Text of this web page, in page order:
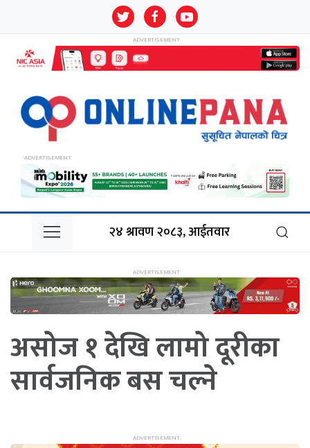
२४ श्रावण २०८३, आईतवार
असोज १ देखि लामो दूरीका
सार्वजनिक बस चल्ने